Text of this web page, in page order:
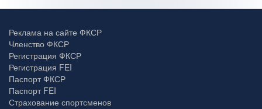
Реклама на сайте ФКСР
Членство ФКСР
Регистрация ФКСР
Регистрация FEI
Паспорт ФКСР
Паспорт FEI
Страхование спортсменов